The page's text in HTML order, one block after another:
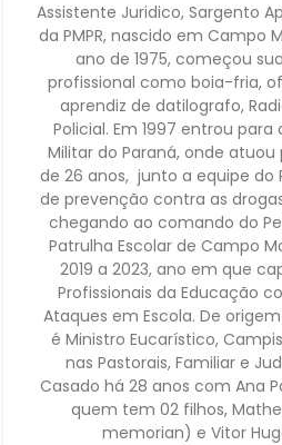
Assistente Juridico, Sargento
da PMPR, nascido em Campo
ano de 1975, começou
profissional como boia-fria,
aprendiz de datilografo,
Policial. Em 1997 entrou para
Militar do Paraná, onde atuou
de 26 anos, junto a equipe do
de prevenção contra as
chegando ao comando do
Patrulha Escolar de Campo
2019 a 2023, ano em que
Profissionais da Educação
Ataques em Escola. De
é Ministro Eucarístico,
nas Pastorais, Familiar e
Casado há 28 anos com Ana
quem tem 02 filhos,
memorian) e Vitor